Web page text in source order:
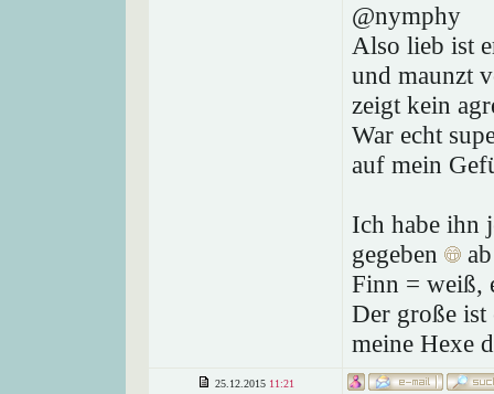
@nymphy
Also lieb ist
und maunzt
zeigt kein
War echt
auf mein
Ich habe ihn
gegeben
Finn = weiß,
Der große
meine Hexe
25.12.2015 11:21